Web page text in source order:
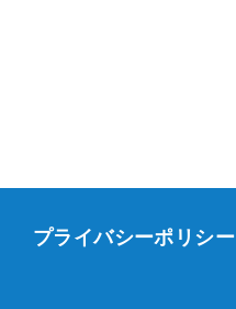
プライバシーポリシー